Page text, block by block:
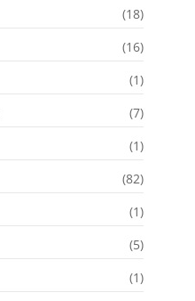
(18)
(16)
(1)
(7)
(1)
(82)
(1)
(5)
(1)